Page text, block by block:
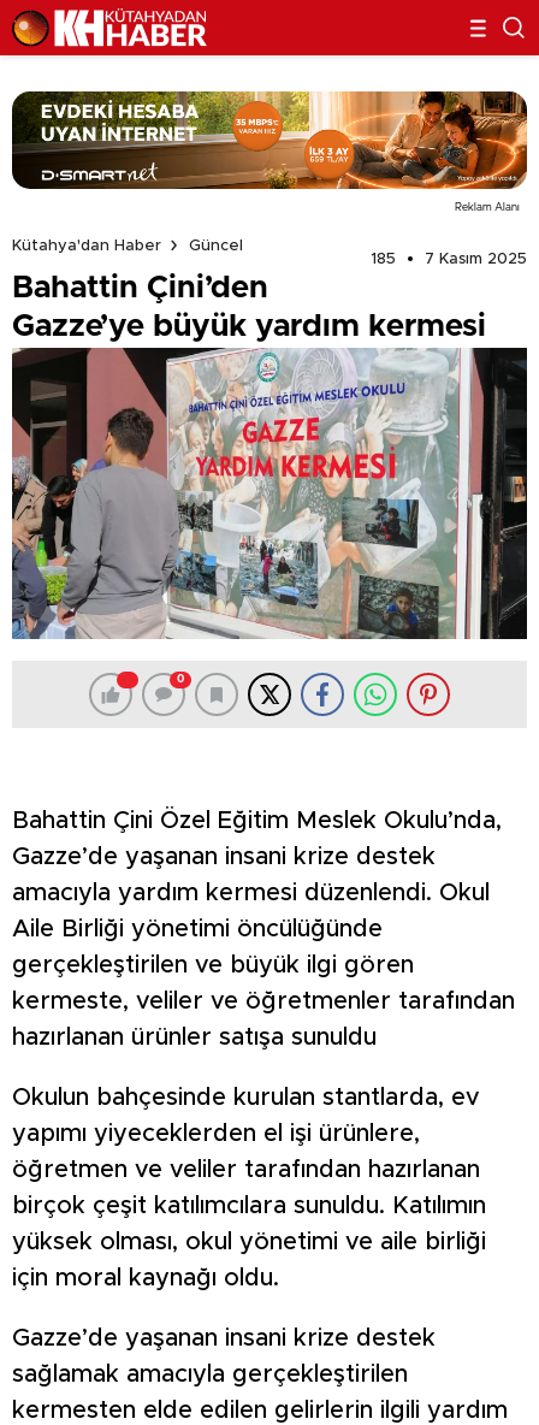
Reklam Alanı
Kütahya'dan Haber
Güncel
185
7 Kasım 2025
Bahattin Çini’den
Gazze’ye büyük yardım kermesi
0
Bahattin Çini Özel Eğitim Meslek Okulu’nda,
Gazze’de yaşanan insani krize destek
amacıyla yardım kermesi düzenlendi. Okul
Aile Birliği yönetimi öncülüğünde
gerçekleştirilen ve büyük ilgi gören
kermeste, veliler ve öğretmenler tarafından
hazırlanan ürünler satışa sunuldu
Okulun bahçesinde kurulan stantlarda, ev
yapımı yiyeceklerden el işi ürünlere,
öğretmen ve veliler tarafından hazırlanan
birçok çeşit katılımcılara sunuldu. Katılımın
yüksek olması, okul yönetimi ve aile birliği
için moral kaynağı oldu.
Gazze’de yaşanan insani krize destek
sağlamak amacıyla gerçekleştirilen
kermesten elde edilen gelirlerin ilgili yardım